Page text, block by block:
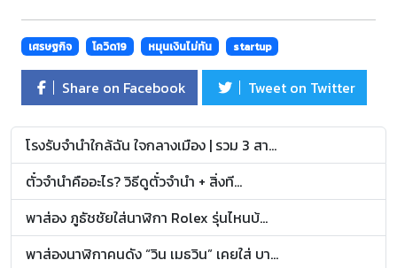
เศรษฐกิจ โควิด19 หมุนเงินไม่ทัน startup
Share on Facebook Tweet on Twitter
โรงรับจำนำใกล้ฉัน ใจกลางเมือง | รวม 3 สา...
ตั๋วจำนำคืออะไร? วิธีดูตั๋วจำนำ + สิ่งที...
พาส่อง ภูธัชชัยใส่นาฬิกา Rolex รุ่นไหนบ้...
พาส่องนาฬิกาคนดัง “วิน เมธวิน” เคยใส่ บา...